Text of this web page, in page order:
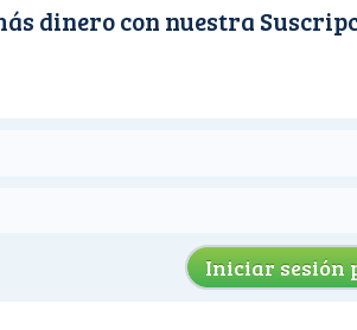
dinero con nuestra
Iniciar sesión